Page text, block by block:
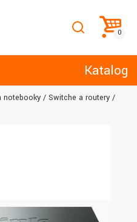
Katalog
notebooky
Switche a routery